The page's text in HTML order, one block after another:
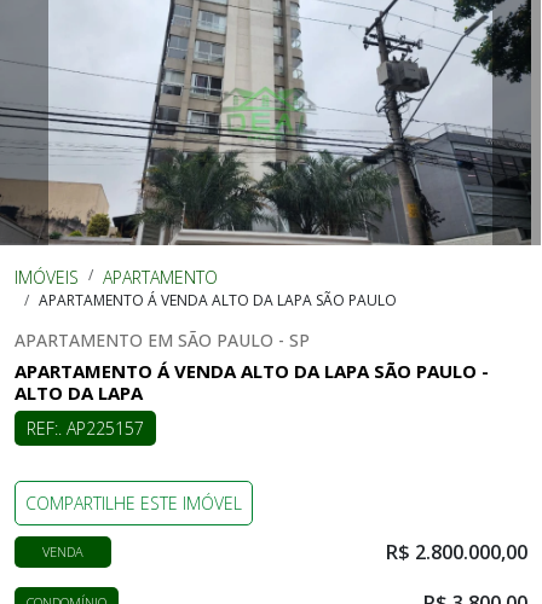
CONTATO
ÁREA
CLIENTE
IMÓVEIS APARTAMENTO
APARTAMENTO Á VENDA ALTO DA LAPA SÃO PAULO
APARTAMENTO EM SÃO PAULO - SP
APARTAMENTO Á VENDA ALTO DA LAPA SÃO PAULO -
ALTO DA LAPA
REF:. AP225157
COMPARTILHE ESTE IMÓVEL
VENDA R$ 2.800.000,00